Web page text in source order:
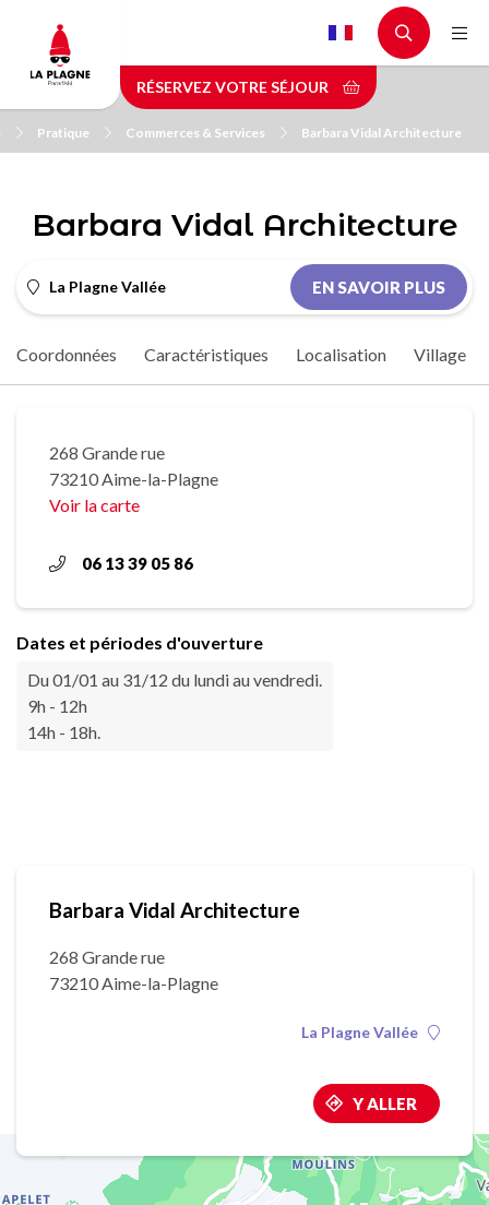
contenu
principal
RÉSERVEZ VOTRE SÉJOUR
Pratique Commerces & Services Barbara Vidal Architecture
Barbara Vidal Architecture
La Plagne Vallée EN SAVOIR PLUS
Coordonnées Caractéristiques Localisation Village
268 Grande rue
73210 Aime-la-Plagne
Voir la carte
06 13 39 05 86
Dates et périodes d'ouverture
Du 01/01 au 31/12 du lundi au vendredi.
9h - 12h
14h - 18h.
Barbara Vidal Architecture
268 Grande rue
73210 Aime-la-Plagne
La Plagne Vallée
Y ALLER